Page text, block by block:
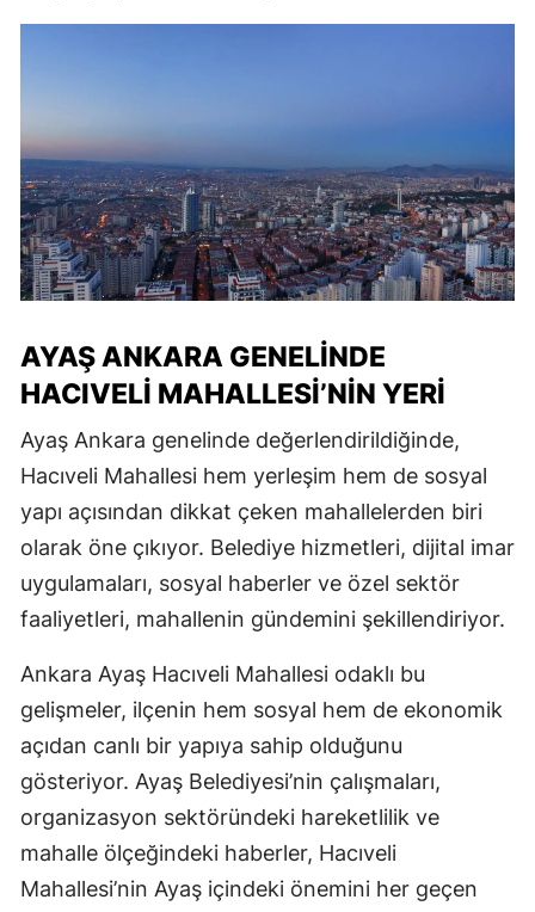
AYAŞ ANKARA GENELINDE
HACIVELI MAHALLESI’NIN YERI
Ayaş Ankara genelinde değerlendirildiğinde,
Hacıveli Mahallesi hem yerleşim hem de sosyal
yapı açısından dikkat çeken mahallelerden biri
olarak öne çıkıyor. Belediye hizmetleri, dijital imar
uygulamaları, sosyal haberler ve özel sektör
faaliyetleri, mahallenin gündemini şekillendiriyor.
Ankara Ayaş Hacıveli Mahallesi odaklı bu
gelişmeler, ilçenin hem sosyal hem de ekonomik
açıdan canlı bir yapıya sahip olduğunu
gösteriyor. Ayaş Belediyesi’nin çalışmaları,
organizasyon sektöründeki hareketlilik ve
mahalle ölçeğindeki haberler, Hacıveli
Mahallesi’nin Ayaş içindeki önemini her geçen